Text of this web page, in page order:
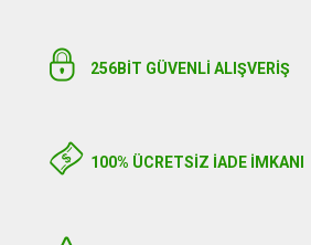
256BIT GÜVENLİ ALIŞVERİŞ
100% ÜCRETSİZ İADE İMKANI